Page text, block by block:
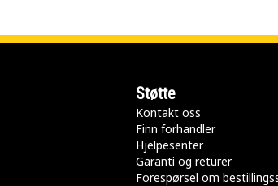
Støtte
Kontakt oss
Finn forhandler
Hjelpesenter
Garanti og returer
Forespørsel om